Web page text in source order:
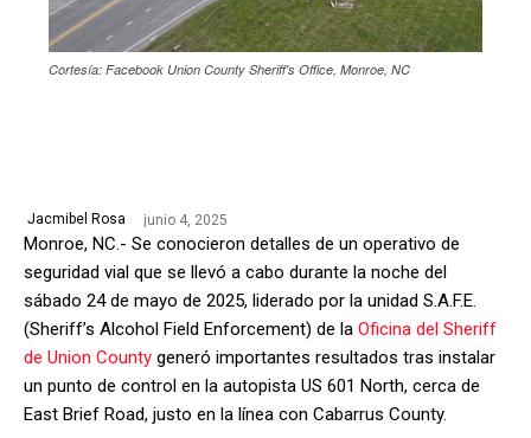
Cortesía: Facebook Union County Sheriff's Office, Monroe, NC
Jacmibel Rosa junio 4, 2025
Monroe, NC.- Se conocieron detalles de un operativo de
seguridad vial que se llevó a cabo durante la noche del
sábado 24 de mayo de 2025, liderado por la unidad S.A.F.E.
(Sheriff’s Alcohol Field Enforcement) de la Oficina del Sheriff
de Union County generó importantes resultados tras instalar
un punto de control en la autopista US 601 North, cerca de
East Brief Road, justo en la línea con Cabarrus County.